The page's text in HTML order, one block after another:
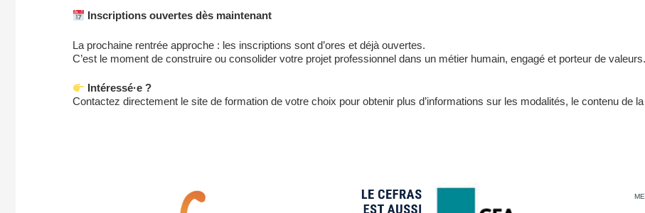
Inscriptions ouvertes dès maintenant
La prochaine rentrée approche : les inscriptions sont d’ores et déjà ouvertes.
C’est le moment de construire ou consolider votre projet professionnel dans un métier humain, engagé et porteur de valeurs.
Intéressé·e ?
Contactez directement le site de formation de votre choix pour obtenir plus d’informations sur les modalités, le contenu de